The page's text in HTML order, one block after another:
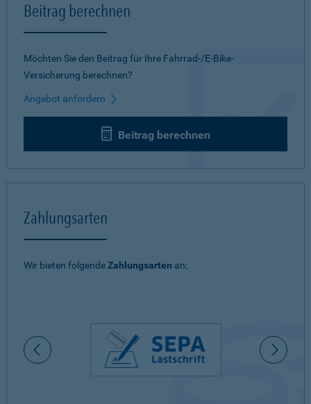
Beitrag berechnen
Möchten Sie den Beitrag für Ihre Fahrrad-/E-Bike-
Versicherung berechnen?
Angebot anfordern
Beitrag berechnen
Zahlungsarten
Wir bieten folgendeZahlungsarten an: